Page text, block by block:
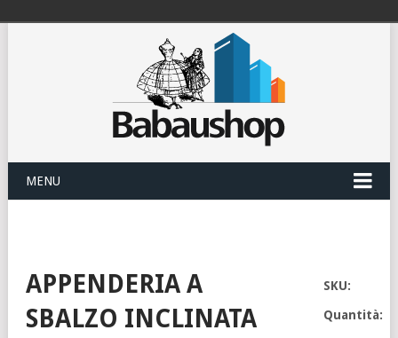
MENU
APPENDERIA A
SBALZO INCLINATA
SKU:
Quantità: